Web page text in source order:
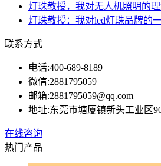
灯珠教授，我对无人机照明的理
灯珠教授：我对led灯珠品牌的
联系方式
电话:400-689-8189
微信:2881795059
邮箱:2881795059@qq.com
地址:东莞市塘厦镇新头工业区
在线咨询
热门产品